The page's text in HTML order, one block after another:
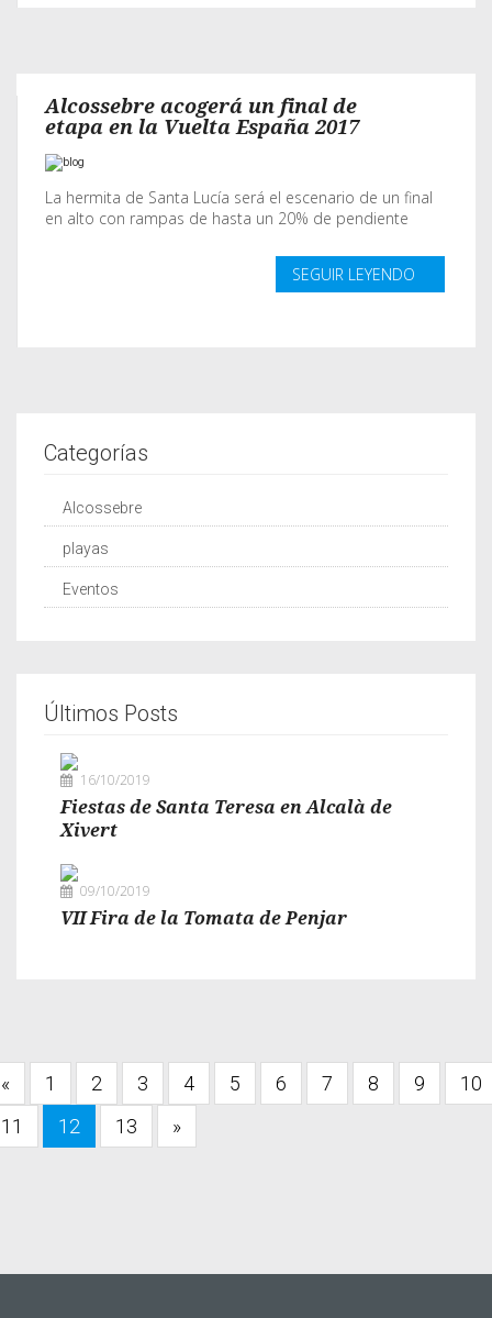
Alcossebre acogerá un final de
etapa en la Vuelta España 2017
La hermita de Santa Lucía será el escenario de un final
en alto con rampas de hasta un 20% de pendiente
SEGUIR LEYENDO
Categorías
Alcossebre
playas
Eventos
Últimos Posts
16/10/2019
Fiestas de Santa Teresa en Alcalà de
Xivert
09/10/2019
VII Fira de la Tomata de Penjar
« 1 2 3 4 5 6 7 8 9
10
11
12 13 »